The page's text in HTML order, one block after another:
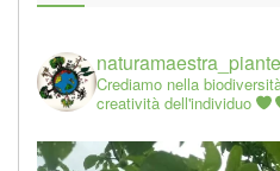
Crediamo nella
creatività dell'individuo